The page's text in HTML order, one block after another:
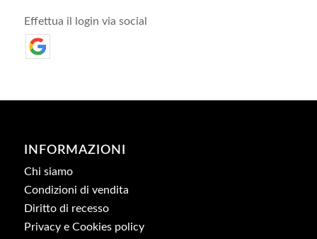
Effettua il login via social
INFORMAZIONI
Chi siamo
Condizioni di vendita
Diritto di recesso
Privacy e Cookies policy